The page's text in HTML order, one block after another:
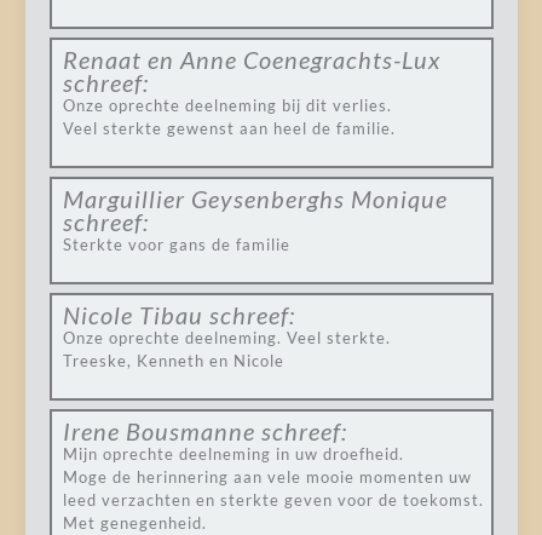
Renaat en Anne Coenegrachts-Lux
schreef:
Onze oprechte deelneming bij dit verlies.
Veel sterkte gewenst aan heel de familie.
Marguillier Geysenberghs Monique
schreef:
Sterkte voor gans de familie
Nicole Tibau schreef:
Onze oprechte deelneming. Veel sterkte.
Treeske, Kenneth en Nicole
Irene Bousmanne schreef:
Mijn oprechte deelneming in uw droefheid.
Moge de herinnering aan vele mooie momenten uw
leed verzachten en sterkte geven voor de toekomst.
Met genegenheid.